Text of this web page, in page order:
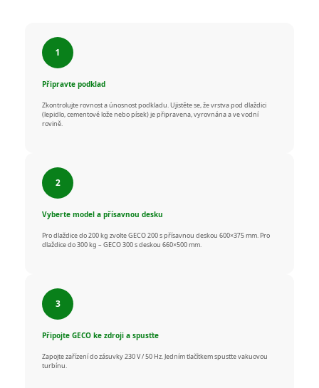
Připravte podklad
Zkontrolujte rovnost a únosnost podkladu. Ujistěte se, že vrstva pod dlaždici
(lepidlo, cementové lože nebo písek) je připravena, vyrovnána a ve vodní
rovině.
Vyberte model a přísavnou desku
Pro dlaždice do 200 kg zvolte GECO 200 s přísavnou deskou 600×375 mm. Pro
dlaždice do 300 kg – GECO 300 s deskou 660×500 mm.
Připojte GECO ke zdroji a spusťte
Zapojte zařízení do zásuvky 230 V / 50 Hz. Jedním tlačítkem spusťte vakuovou
turbínu.